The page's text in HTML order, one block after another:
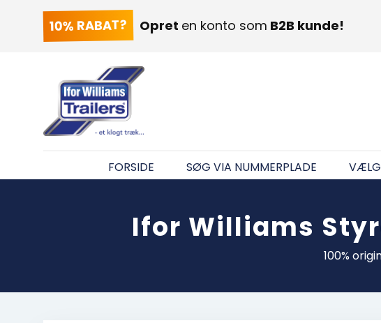
10% RABAT? Opret en konto som B2B kunde!
FORSIDE SØG VIA NUMMERPLADE VÆLG
Ifor Williams
100%